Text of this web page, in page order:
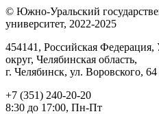
© Южно-Уральский
университет, 2022-2025
454141, Российская
округ, Челябинская область,
г. Челябинск, ул. Воровского, 64
+7 (351) 240-20-20
8:30 до 17:00, Пн-Пт